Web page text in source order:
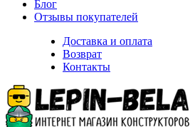
Блог
Отзывы покупателей
Доставка и оплата
Возврат
Контакты